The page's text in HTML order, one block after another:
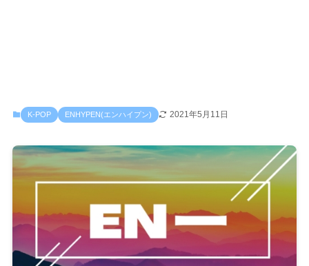
K-POP ENHYPEN(エンハイプン) 2021年5月11日